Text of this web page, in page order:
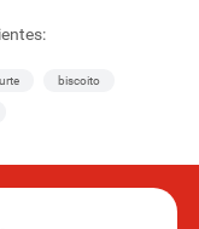
biscoito